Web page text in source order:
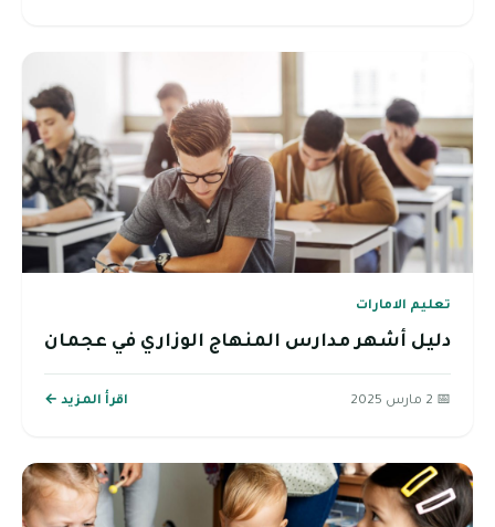
تعليم الامارات
دليل أشهر مدارس المنهاج الوزاري في عجمان
📅 2 مارس 2025 اقرأ المزيد ←